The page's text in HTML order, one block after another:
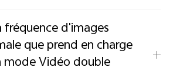
fréquence d'images
que prend en charge
mode Vidéo double